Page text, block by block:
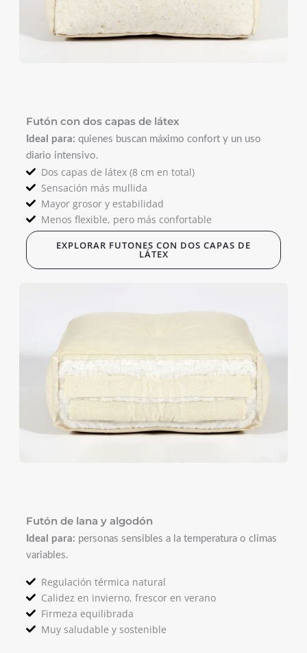
Futón con dos capas de látex
Ideal para: quienes buscan máximo confort y un uso
diario intensivo.
Dos capas de látex (8 cm en total)
Sensación más mullida
Mayor grosor y estabilidad
Menos flexible, pero más confortable
EXPLORAR FUTONES CON DOS CAPAS DE
LÁTEX
Futón de lana y algodón
Ideal para: personas sensibles a la temperatura o climas
variables.
Regulación térmica natural
Calidez en invierno, frescor en verano
Firmeza equilibrada
Muy saludable y sostenible